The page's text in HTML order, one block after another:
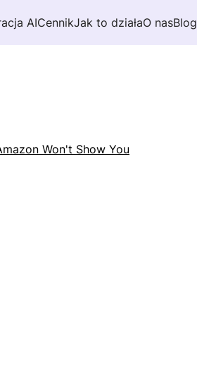
AICennikJak to działaO nasBlog
Won't Show You